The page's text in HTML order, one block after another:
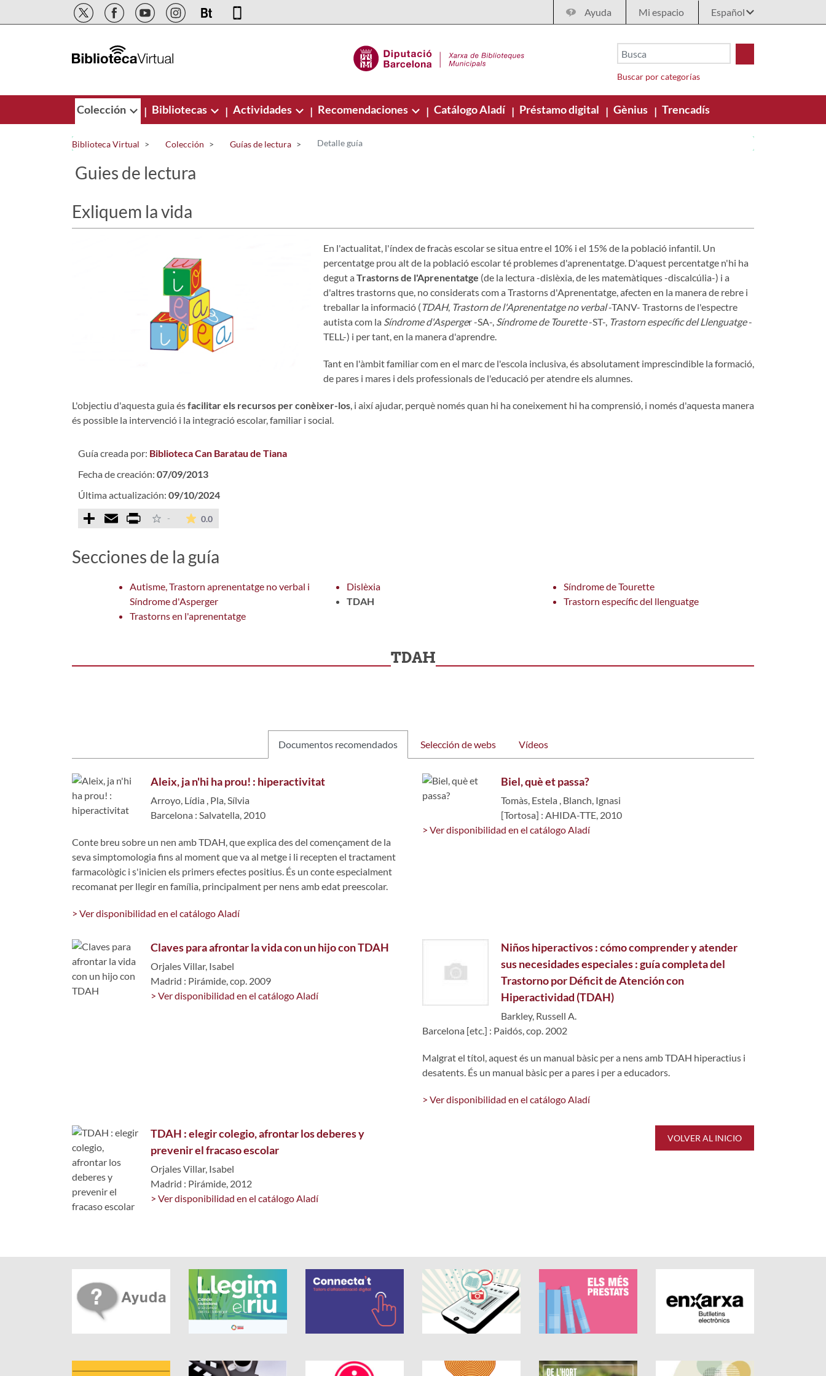
Saltar al contenido principal Ayuda Mi espacio
Buscar por categorías
Colección | Bibliotecas | Actividades | Recomendaciones | Catálogo Aladí | Préstamo digital | Gènius | Trencadís
Biblioteca Virtual Colección Guías de lectura Detalle guía
Guies de lectura
Exliquem la vida
En l'actualitat, l'índex de fracàs escolar se situa entre el 10% i el 15% de la població infantil. Un
percentatge prou alt de la població escolar té problemes d'aprenentatge. D'aquest percentatge n'hi ha
degut a Trastorns de l'Aprenentatge (de la lectura -dislèxia, de les matemàtiques -discalcúlia-) i a
d'altres trastorns que, no considerats com a Trastorns d'Aprenentatge, afecten en la manera de rebre i
treballar la informació ( TDAH, Trastorn de l'Aprenentatge no verbal-TANV- Trastorns de l'espectre
autista com la Síndrome d'Asperger -SA-, Síndrome de Tourette-ST-, Trastorn específic del Llenguatge-
TELL-) i per tant, en la manera d'aprendre.
Tant en l'àmbit familiar com en el marc de l'escola inclusiva, és absolutament imprescindible la formació,
de pares i mares i dels professionals de l'educació per atendre els alumnes.
L'objectiu d'aquesta guia ésfacilitar els recursos per conèixer-los, i així ajudar, perquè només quan hi ha coneixement hi ha comprensió, i només d'aquesta manera
és possible la intervenció i la integració escolar, familiar i social.
Guía creada por: Biblioteca Can Baratau de Tiana
Fecha de creación: 07/09/2013
Última actualización: 09/10/2024
Comparteix
Email Print - 0.0La valoración media es de 0 estrellas de 5.
Secciones de la guía
Autisme, Trastorn aprenentatge no verbal i
Síndrome d'Asperger
Dislèxia
Síndrome de Tourette
TDAH
Trastorn específic del llenguatge
Trastorns en l'aprenentatge
TDAH
Documentos recomendados Selección de webs Vídeos
Aleix, ja n'hi ha prou! : hiperactivitat
Arroyo, Lídia , Pla, Sílvia
Barcelona : Salvatella, 2010
Conte breu sobre un nen amb TDAH, que explica des del començament de la
seva simptomologia fins al moment que va al metge i li recepten el tractament
farmacològic i s'inicien els primers efectes positius. És un conte especialment
recomanat per llegir en família, principalment per nens amb edat preescolar.
> Ver disponibilidad en el catálogo Aladí
Biel, què et passa?
Tomàs, Estela , Blanch, Ignasi
[Tortosa] : AHIDA-TTE, 2010
> Ver disponibilidad en el catálogo Aladí
Claves para afrontar la vida con un hijo con TDAH
Orjales Villar, Isabel
Madrid : Pirámide, cop. 2009
> Ver disponibilidad en el catálogo Aladí
Niños hiperactivos : cómo comprender y atender
sus necesidades especiales : guía completa del
Trastorno por Déficit de Atención con
Hiperactividad (TDAH)
Barkley, Russell A.
Barcelona [etc.] : Paidós, cop. 2002
Malgrat el títol, aquest és un manual bàsic per a nens amb TDAH hiperactius i
desatents. És un manual bàsic per a pares i per a educadors.
> Ver disponibilidad en el catálogo Aladí
TDAH : elegir colegio, afrontar los deberes y
prevenir el fracaso escolar
Orjales Villar, Isabel
Madrid : Pirámide, 2012
> Ver disponibilidad en el catálogo Aladí
VOLVER AL INICIO